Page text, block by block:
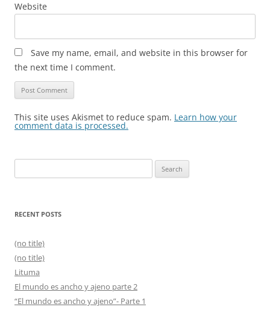
Website
Save my name, email, and website in this browser for
the next time I comment.
This site uses Akismet to reduce spam. Learn how your
comment data is processed.
for:
RECENT POSTS
(no title)
(no title)
Lituma
El mundo es ancho y ajeno parte 2
“El mundo es ancho y ajeno”- Parte 1